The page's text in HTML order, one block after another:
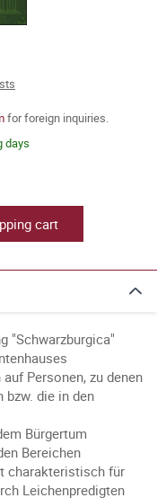
for foreign inquiries.
days
cart
"Schwarzburgica"
Personen, zu denen
bzw. die in den
Bürgertum
Bereichen
charakteristisch für
Leichenpredigten